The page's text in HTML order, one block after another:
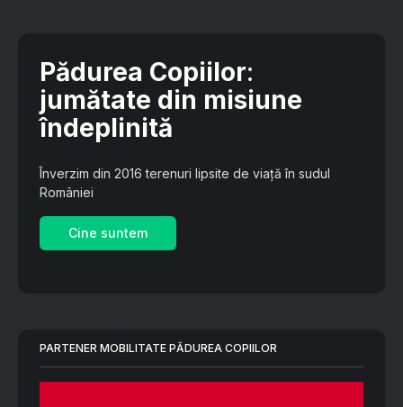
Pădurea Copiilor:
jumătate din misiune
îndeplinită
Înverzim din 2016 terenuri lipsite de viață în sudul
României
Cine suntem
PARTENER MOBILITATE PĂDUREA COPIILOR